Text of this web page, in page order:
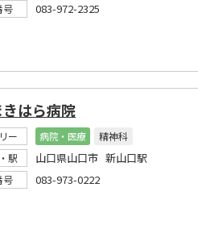
号 083-972-2325
はら病院
ー 病院・医療
精神科
駅
山口県山口市 新山口駅
号 083-973-0222